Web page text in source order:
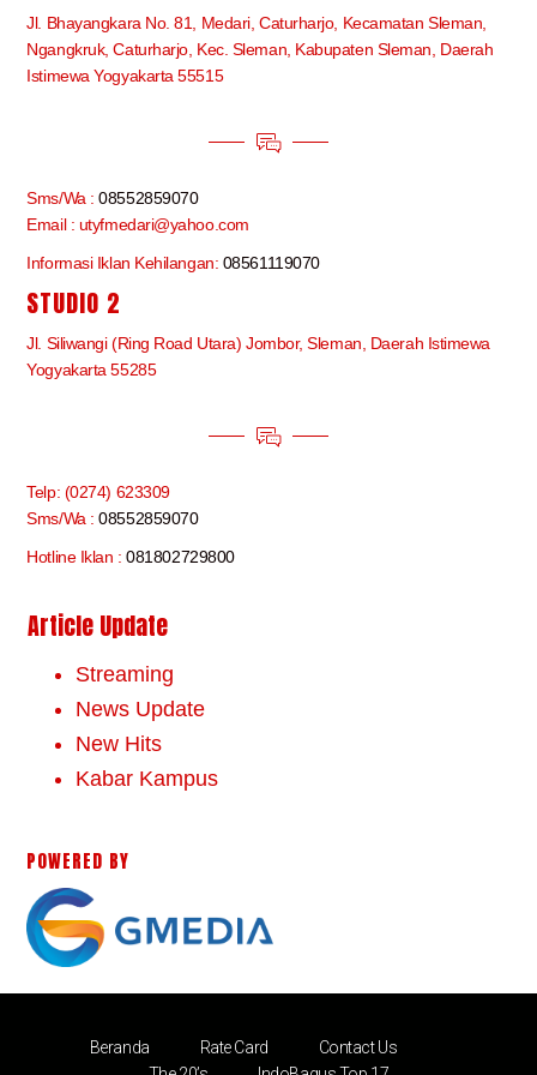
Jl. Bhayangkara No. 81, Medari, Caturharjo, Kecamatan Sleman,
Ngangkruk, Caturharjo, Kec. Sleman, Kabupaten Sleman, Daerah
Istimewa Yogyakarta 55515
Sms/Wa :08552859070
Email : utyfmedari@yahoo.com
Informasi Iklan Kehilangan: 08561119070
STUDIO 2
Jl. Siliwangi (Ring Road Utara) Jombor, Sleman, Daerah Istimewa
Yogyakarta 55285
Telp: (0274) 623309
Sms/Wa :08552859070
Hotline Iklan :081802729800
Article Update
Streaming
News Update
New Hits
Kabar Kampus
POWERED BY
Beranda Rate Card
Contact Us